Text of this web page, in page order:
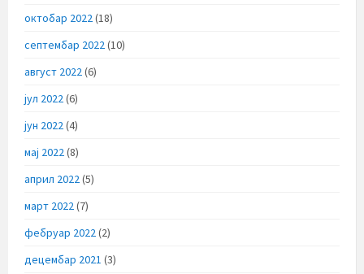
октобар 2022(18)
септембар 2022(10)
август 2022(6)
јул 2022(6)
јун 2022(4)
мај 2022(8)
април 2022(5)
март 2022(7)
фебруар 2022(2)
децембар 2021 (3)